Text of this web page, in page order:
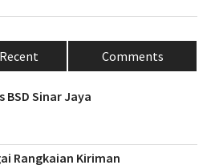
Recent Comments
BSD Sinar Jaya
Rangkaian Kiriman